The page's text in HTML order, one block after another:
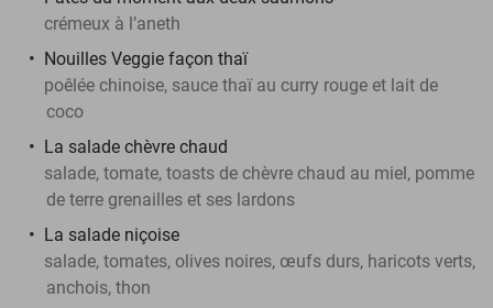
crémeux à l’aneth
Nouilles Veggie façon thaï
poêlée chinoise, sauce thaï au curry rouge et lait de
coco
La salade chèvre chaud
salade, tomate, toasts de chèvre chaud au miel, pomme
de terre grenailles et ses lardons
La salade niçoise
salade, tomates, olives noires, œufs durs, haricots verts,
anchois, thon